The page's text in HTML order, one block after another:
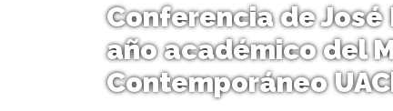
Conferencia de
año académico del
Contemporáneo